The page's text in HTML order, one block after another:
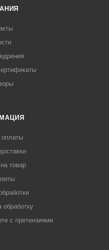
оплаты
товар
обработку
с претензиями